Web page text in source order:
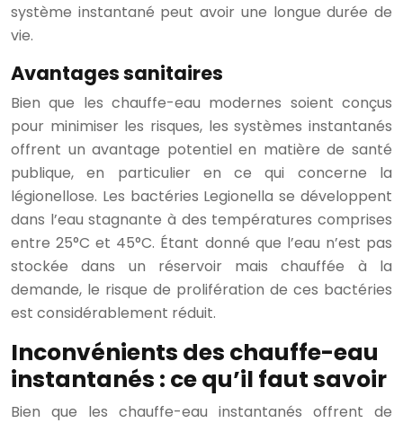
système instantané peut avoir une longue durée de
vie.
Avantages sanitaires
Bien que les chauffe-eau modernes soient conçus
pour minimiser les risques, les systèmes instantanés
offrent un avantage potentiel en matière de santé
publique, en particulier en ce qui concerne la
légionellose. Les bactéries Legionella se développent
dans l’eau stagnante à des températures comprises
entre 25°C et 45°C. Étant donné que l’eau n’est pas
stockée dans un réservoir mais chauffée à la
demande, le risque de prolifération de ces bactéries
est considérablement réduit.
Inconvénients des chauffe-eau
instantanés : ce qu’il faut savoir
Bien que les chauffe-eau instantanés offrent de